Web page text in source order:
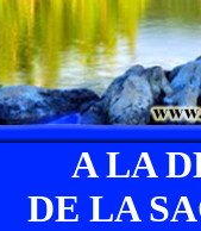
A LA
DE LA